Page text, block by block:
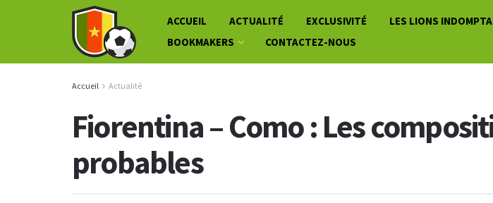
ACCUEIL ACTUALITÉ EXCLUSIVITÉ LES LIONS
BOOKMAKERS
CONTACTEZ-NOUS
Accueil Actualité
Fiorentina – Como : Les
probables